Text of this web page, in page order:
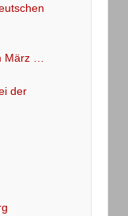
März …
der